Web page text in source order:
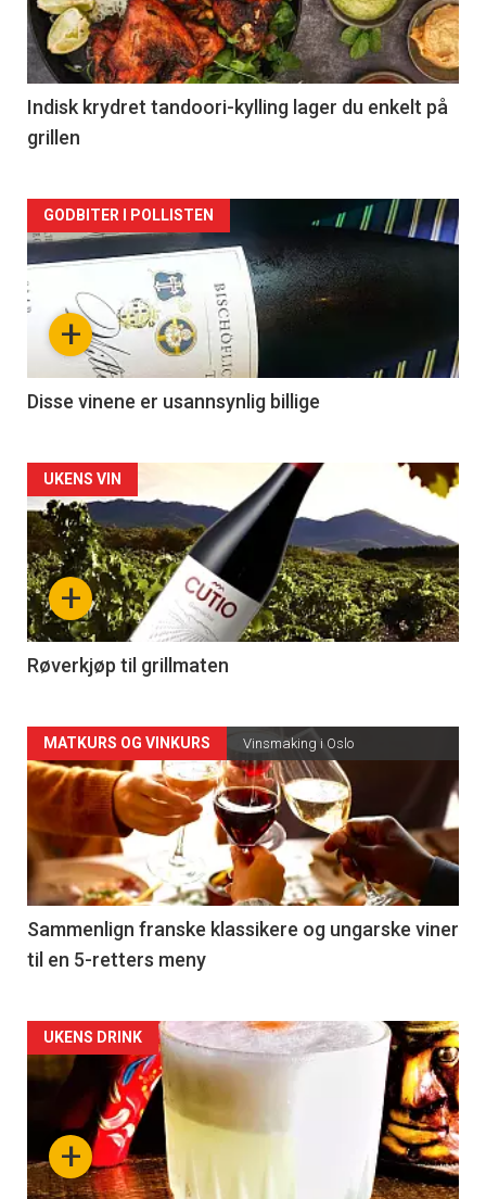
nå
-
2
Indisk krydret tandoori-kylling lager du enkelt på
grillen
Forsiden
akkurat
nå
3
+
GODBITER I POLLISTEN
Disse vinene er usannsynlig billige
Forsiden
akkurat
nå
-
4
+
UKENS VIN
Røverkjøp til grillmaten
Forsiden
akkurat
nå
-
5
MATKURS OG VINKURS Vinsmaking i Oslo
Sammenlign franske klassikere og ungarske viner
til en 5-retters meny
Forsiden
akkurat
nå
-
+
UKENS DRINK